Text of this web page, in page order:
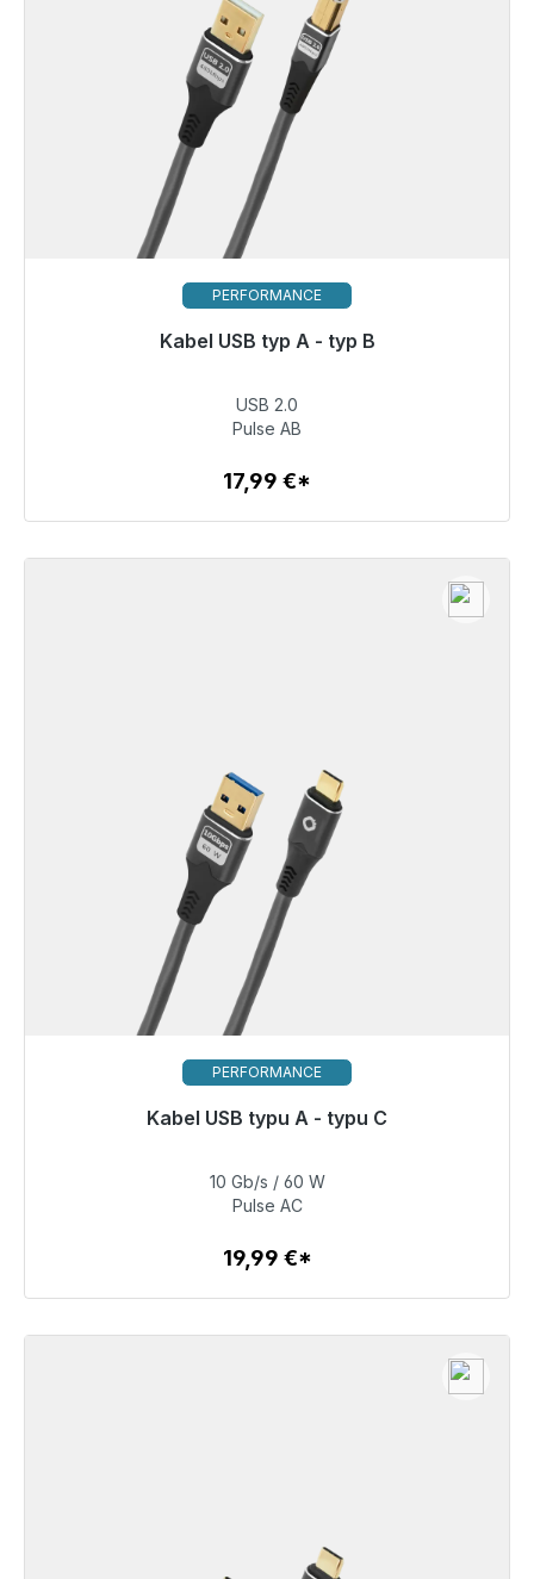
PERFORMANCE
Kabel USB typ A - typ B
Gotowy do natychmiastowej wysyłki, czas dostawy
17,99 €
Szczegóły
USB 2.0
Pulse AB
17,99 €*
PERFORMANCE
Kabel USB typu A - typu C
Gotowy do natychmiastowej wysyłki, czas dostawy
19,99 €
Szczegóły
10 Gb/s / 60 W
Pulse AC
19,99 €*